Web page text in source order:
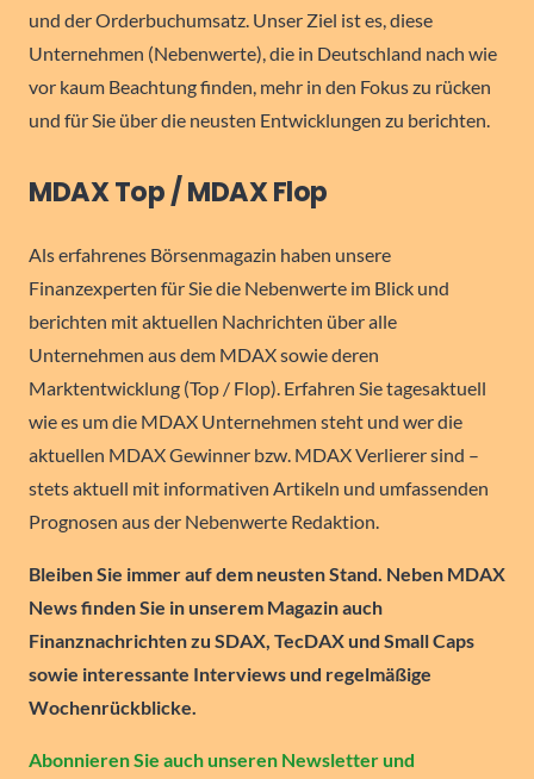
und der Orderbuchumsatz. Unser Ziel ist es, diese
Unternehmen (Nebenwerte), die in Deutschland nach wie
vor kaum Beachtung finden, mehr in den Fokus zu rücken
und für Sie über die neusten Entwicklungen zu berichten.
MDAX Top / MDAX Flop
Als erfahrenes Börsenmagazin haben unsere
Finanzexperten für Sie die Nebenwerte im Blick und
berichten mit aktuellen Nachrichten über alle
Unternehmen aus dem MDAX sowie deren
Marktentwicklung (Top / Flop). Erfahren Sie tagesaktuell
wie es um die MDAX Unternehmen steht und wer die
aktuellen MDAX Gewinner bzw. MDAX Verlierer sind –
stets aktuell mit informativen Artikeln und umfassenden
Prognosen aus der Nebenwerte Redaktion.
Bleiben Sie immer auf dem neusten Stand. Neben MDAX
News finden Sie in unserem Magazin auch
Finanznachrichten zu SDAX, TecDAX und Small Caps
sowie interessante Interviews und regelmäßige
Wochenrückblicke.
Abonnieren Sie auch unseren Newsletter und